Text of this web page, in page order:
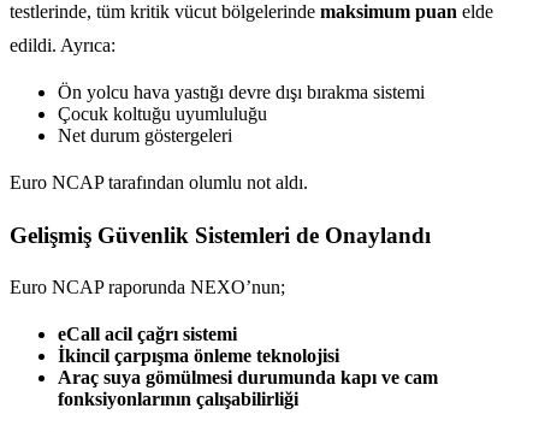
testlerinde, tüm kritik vücut bölgelerinde maksimum puan elde
edildi. Ayrıca:
Ön yolcu hava yastığı devre dışı bırakma sistemi
Çocuk koltuğu uyumluluğu
Net durum göstergeleri
Euro NCAP tarafından olumlu not aldı.
Gelişmiş Güvenlik Sistemleri de Onaylandı
Euro NCAP raporunda NEXO’nun;
eCall acil çağrı sistemi
İkincil çarpışma önleme teknolojisi
Araç suya gömülmesi durumunda kapı ve cam
fonksiyonlarının çalışabilirliği